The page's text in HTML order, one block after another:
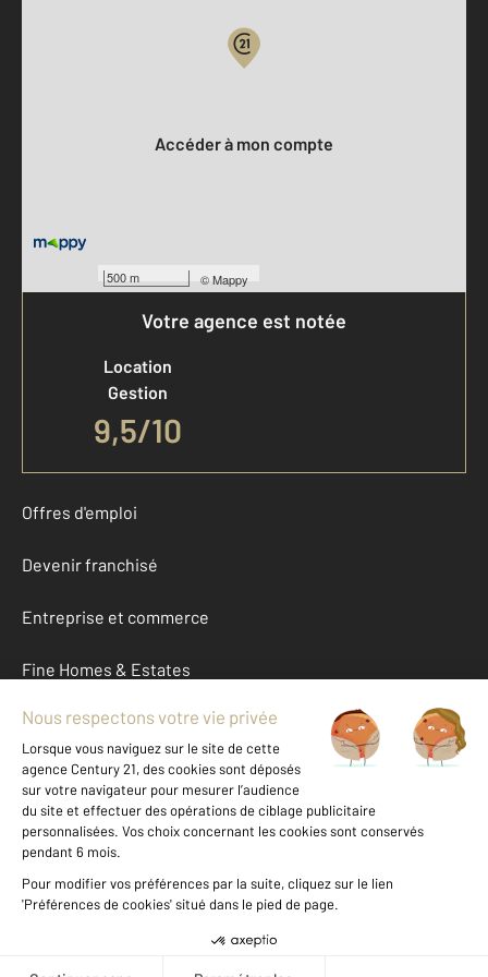
500 m ©Mappy
Accéder à mon compte
Votre agence est notée
Location
Gestion
9,5/10
Offres d'emploi
Devenir franchisé
Entreprise et commerce
Fine Homes & Estates
À propos
International
Nous contacter
Données personnelles